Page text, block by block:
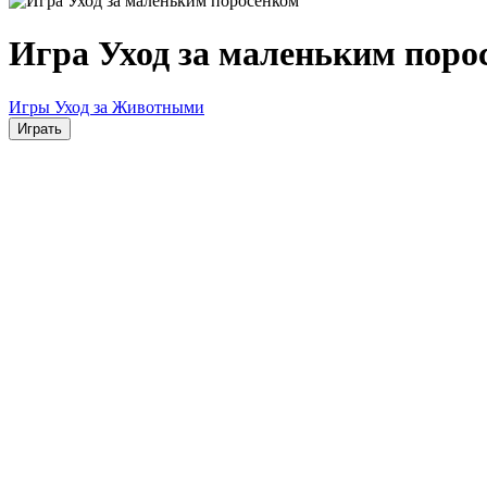
Игра Уход за маленьким
Игры Уход за Животными
Играть